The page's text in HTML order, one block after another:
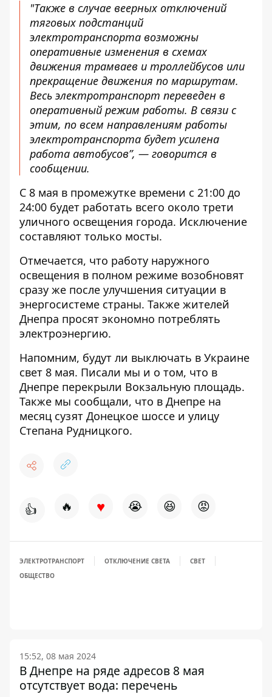
"Также в случае веерных отключений
тяговых подстанций
электротранспорта возможны
оперативные изменения в схемах
движения трамваев и троллейбусов или
прекращение движения по маршрутам.
Весь электротранспорт переведен в
оперативный режим работы. В связи с
этим, по всем направлениям работы
электротранспорта будет усилена
работа автобусов”, — говорится в
сообщении.
С 8 мая в промежутке времени с 21:00 до
24:00 будет работать всего около трети
уличного освещения города. Исключение
составляют только мосты.
Отмечается, что работу наружного
освещения в полном режиме возобновят
сразу же после улучшения ситуации в
энергосистеме страны. Также жителей
Днепра просят экономно потреблять
электроэнергию.
Напомним, будут ли выключать в Украине
свет 8 мая. Писали мы и о том, что в
Днепре перекрыли Вокзальную площадь.
Также мы сообщали, что в Днепре на
месяц сузят Донецкое шоссе и улицу
Степана Рудницкого.
👍 🔥 ♥ 😭 😆 😡
ЭЛЕКТРОТРАНСПОРТ ОТКЛЮЧЕНИЕ СВЕТА
СВЕТ
ОБЩЕСТВО
15:52, 08 мая 2024
В Днепре на ряде адресов 8 мая
отсутствует вода: перечень